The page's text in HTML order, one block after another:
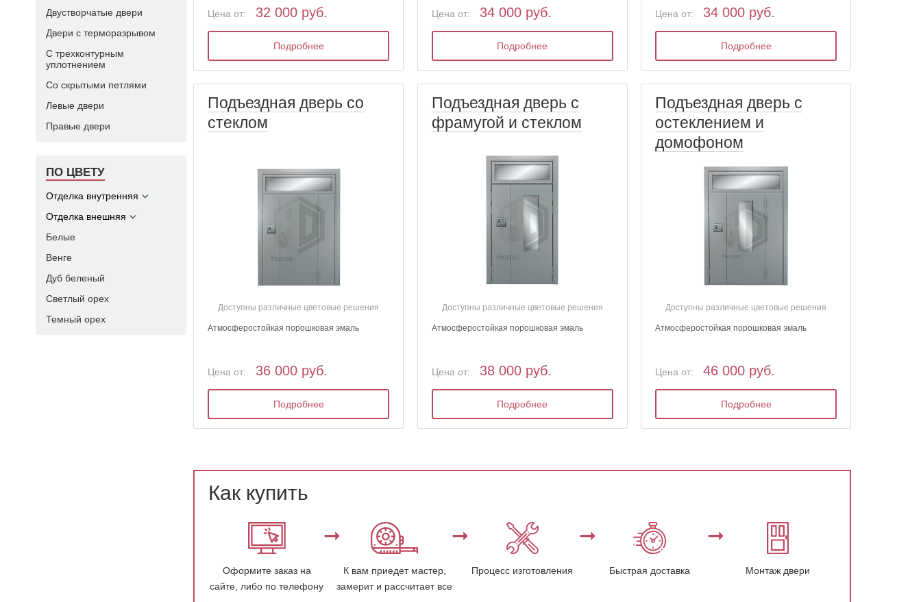
Двустворчатые двери
Двери с терморазрывом
С трехконтурным
уплотнением
Со скрытыми петлями
Левые двери
Правые двери
ПО ЦВЕТУ
Отделка внутренняя
Отделка внешняя
Белые
Венге
Дуб беленый
Светлый орех
Темный орех
Цена от: 32 000 руб.
Подробнее
Цена от: 34 000 руб.
Подробнее
Цена от: 34 000 руб.
Подробнее
Подъездная дверь со
стеклом
Доступны различные цветовые решения
Атмосферостойкая порошковая эмаль
Цена от: 36 000 руб.
Подробнее
Подъездная дверь с
фрамугой и стеклом
Доступны различные цветовые решения
Атмосферостойкая порошковая эмаль
Цена от: 38 000 руб.
Подробнее
Подъездная дверь с
остеклением и
домофоном
Доступны различные цветовые решения
Атмосферостойкая порошковая эмаль
Цена от: 46 000 руб.
Подробнее
Как купить
Оформите заказ на
сайте, либо по телефону
К вам приедет мастер,
замерит и рассчитает все
Процесс изготовления Быстрая доставка Монтаж двери